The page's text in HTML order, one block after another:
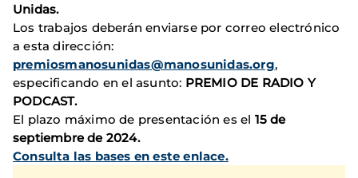
Unidas.
Los trabajos deberán enviarse por correo electrónico
a esta dirección:
premiosmanosunidas@manosunidas.org,
especificando en el asunto: PREMIO DE RADIO Y
PODCAST.
El plazo máximo de presentación es el 15 de
septiembre de 2024.
Consulta las bases en este enlace.